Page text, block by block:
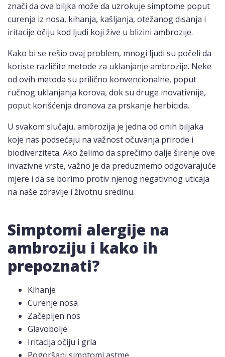
znači da ova biljka može da uzrokuje simptome poput
curenja iz nosa, kihanja, kašljanja, otežanog disanja i
iritacije očiju kod ljudi koji žive u blizini ambrozije.
Kako bi se rešio ovaj problem, mnogi ljudi su počeli da
koriste različite metode za uklanjanje ambrozije. Neke
od ovih metoda su prilično konvencionalne, poput
ručnog uklanjanja korova, dok su druge inovativnije,
poput korišćenja dronova za prskanje herbicida.
U svakom slučaju, ambrozija je jedna od onih biljaka
koje nas podsećaju na važnost očuvanja prirode i
biodiverziteta. Ako želimo da sprečimo dalje širenje ove
invazivne vrste, važno je da preduzmemo odgovarajuće
mjere i da se borimo protiv njenog negativnog uticaja
na naše zdravlje i životnu sredinu.
Simptomi alergije na
ambroziju i kako ih
prepoznati?
Kihanje
Curenje nosa
Začepljen nos
Glavobolje
Iritacija očiju i grla